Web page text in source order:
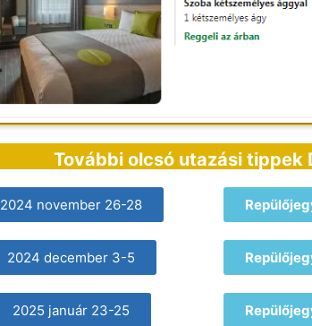
További olcsó utazási tippek
2024 november 26-28
2024 december 3-5
2025 január 23-25